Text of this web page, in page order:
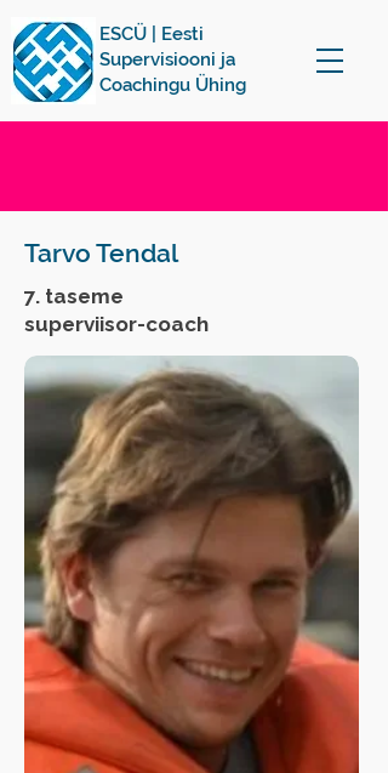
ESCÜ | Eesti
Supervisiooni ja
Coachingu Ühing
Tarvo Tendal
7. taseme
superviisor-coach